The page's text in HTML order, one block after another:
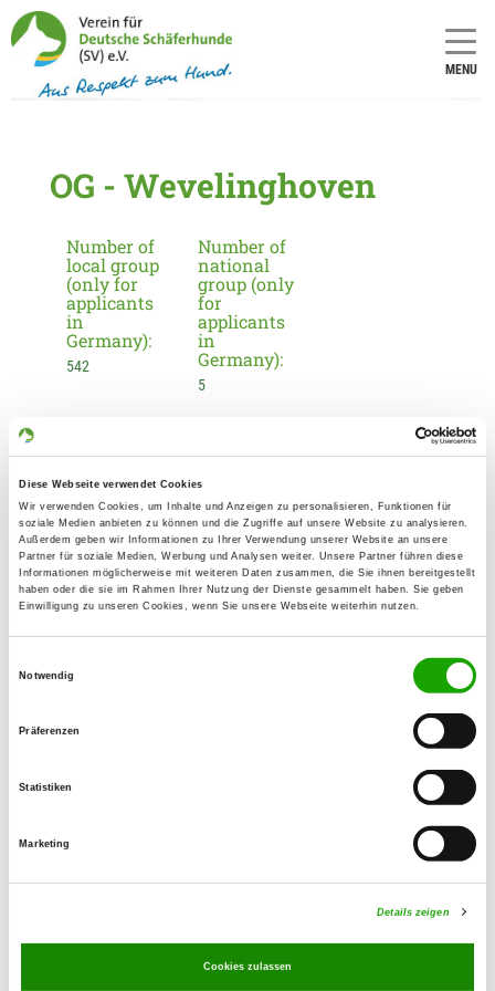
Diese Webseite verwendet Cookies
Wir verwenden Cookies, um Inhalte und Anzeigen zu personalisieren, Funktionen für
soziale Medien anbieten zu können und die Zugriffe auf unsere Website zu analysieren.
Außerdem geben wir Informationen zu Ihrer Verwendung unserer Website an unsere
Partner für soziale Medien, Werbung und Analysen weiter. Unsere Partner führen diese
Informationen möglicherweise mit weiteren Daten zusammen, die Sie ihnen bereitgestellt
haben oder die sie im Rahmen Ihrer Nutzung der Dienste gesammelt haben. Sie geben
Einwilligung zu unseren Cookies, wenn Sie unsere Webseite weiterhin nutzen.
Notwendig
Präferenzen
Statistiken
Marketing
Details zeigen
Cookies zulassen
MENU
OG - Wevelinghoven
Number of
local group
(only for
applicants
in
Germany):
542
Number of
national
group (only
for
applicants
in
Germany):
5
Information about the local group
Contact:
Sandra Dahlmanns-Vondran
Mittelstr. 16
41363 Jüchen
Training ground:
Brückenstraße
svogwevelinghoven@gmx.de
Exercise times in summer:
Thursday 17:00 h - 21:00 h
Exercise times in winter: